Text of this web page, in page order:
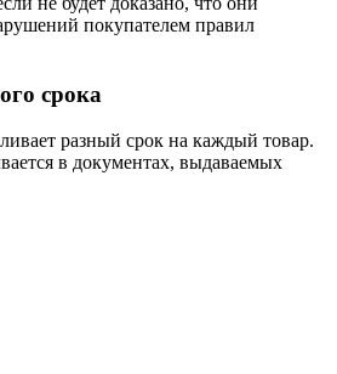
покупателем правил
срока
разный срок на каждый товар.
в документах, выдаваемых